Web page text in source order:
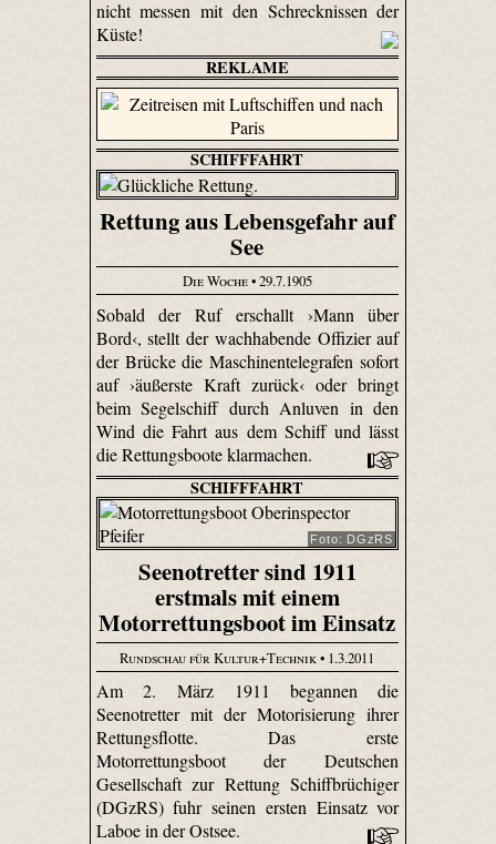
nicht messen mit den Schrecknissen der
Küste!
REKLAME
SCHIFFFAHRT
Rettung aus Lebensgefahr auf
See
Die Woche• 29.7.1905
Sobald der Ruf erschallt ›Mann über
Bord‹, stellt der wachhabende Offizier auf
der Brücke die Maschinentelegrafen sofort
auf ›äußerste Kraft zurück‹ oder bringt
beim Segelschiff durch Anluven in den
Wind die Fahrt aus dem Schiff und lässt
die Rettungsboote klarmachen.
SCHIFFFAHRT
Foto: DGzRS
Seenotretter sind 1911
erstmals mit einem
Motorrettungsboot im Einsatz
Rundschau für Kultur+Technik• 1.3.2011
Am 2. März 1911 begannen die
Seenotretter mit der Motorisierung ihrer
Rettungsflotte. Das erste
Motorrettungsboot der Deutschen
Gesellschaft zur Rettung Schiffbrüchiger
(DGzRS) fuhr seinen ersten Einsatz vor
Laboe in der Ostsee.